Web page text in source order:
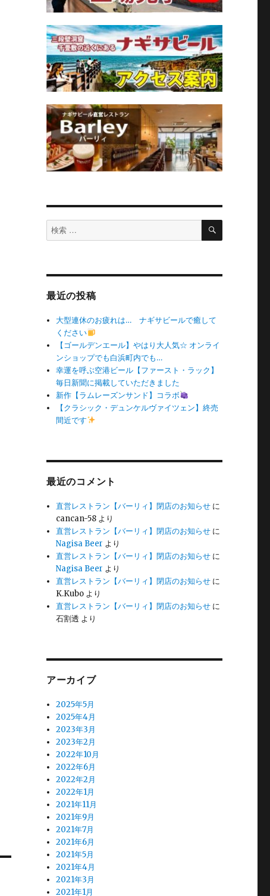
検
索
検
最近の投稿
大型連休のお疲れは… ナギサビールで癒して
ください
【ゴールデンエール】やはり大人気☆ オンライ
ンショップでも白浜町内でも…
幸運を呼ぶ空港ビール【ファースト・ラック】
毎日新聞に掲載していただきました
新作【ラムレーズンサンド】コラボ
【クラシック・デュンケルヴァイツェン】終売
間近です
最近のコメント
直営レストラン【バーリィ】閉店のお知らせ に
cancan-58 より
直営レストラン【バーリィ】閉店のお知らせ に
Nagisa Beer より
直営レストラン【バーリィ】閉店のお知らせ に
Nagisa Beer より
直営レストラン【バーリィ】閉店のお知らせ に
K.Kubo より
直営レストラン【バーリィ】閉店のお知らせ に
石割透 より
アーカイブ
2025年5月
2025年4月
2023年3月
2023年2月
2022年10月
2022年6月
2022年2月
2022年1月
2021年11月
2021年9月
2021年7月
2021年6月
2021年5月
2021年4月
2021年3月
2021年1月